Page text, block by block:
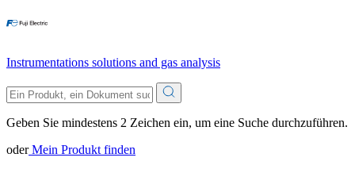
Instrumentations solutions and gas analysis
Geben Sie mindestens 2 Zeichen ein, um eine Suche durchzuführen.
oderMein Produkt finden